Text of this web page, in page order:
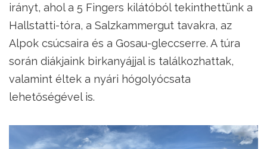
irányt, ahol a 5 Fingers kilátóból tekinthettünk a
Hallstatti-tóra, a Salzkammergut tavakra, az
Alpok csúcsaira és a Gosau-gleccserre. A túra
során diákjaink birkanyájjal is találkozhattak,
valamint éltek a nyári hógolyócsata
lehetőségével is.